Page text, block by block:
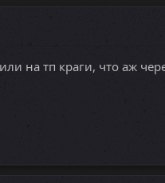
на тп краги, что аж